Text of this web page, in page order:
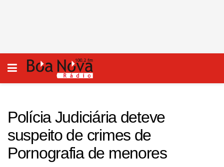
Polícia Judiciária deteve
suspeito de crimes de
Pornografia de menores